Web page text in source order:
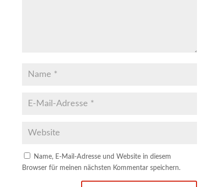
Name, E-Mail-Adresse und Website in diesem
Browser für meinen nächsten Kommentar speichern.